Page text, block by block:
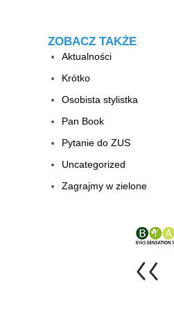
ZOBACZ TAKŻE
Aktualności
Krótko
Osobista stylistka
Pan Book
Pytanie do ZUS
Uncategorized
Zagrajmy w zielone